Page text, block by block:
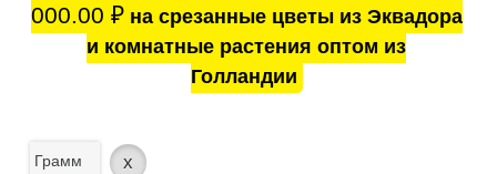
000.00 ₽на срезанные цветы из Эквадора
и комнатные растения оптом из
Голландии
Грамм x